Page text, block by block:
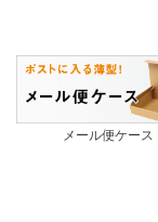
メール便ケース